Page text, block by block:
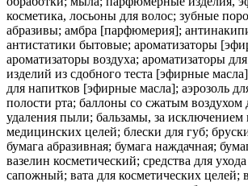
косметика, лосьоны для волос; зубные
абразивы; амбра [парфюмерия];
антистатики бытовые; ароматизаторы
ароматизаторы воздуха; ароматизаторы
изделий из сдобного теста [эфирные
для напитков [эфирные масла]; аэрозоль
полости рта; баллоны со сжатым воздухом
удаления пыли; бальзамы, за исключением
медицинских целей; блески для губ;
бумага абразивная; бумага наждачная;
вазелин косметический; средства для
сапожный; вата для косметических целей;